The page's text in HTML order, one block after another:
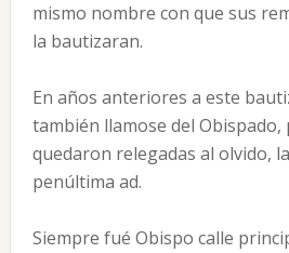
mismo nombre con que sus
la bautizaran.
En años anteriores a este
también llamose del
quedaron relegadas al olvido,
penúltima ad.
Siempre fué Obispo calle